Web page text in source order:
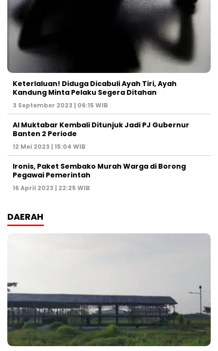
Keterlaluan! Diduga Dicabuli Ayah Tiri, Ayah
Kandung Minta Pelaku Segera Ditahan
3 September 2023 | 06:15 WIB
Al Muktabar Kembali Ditunjuk Jadi PJ Gubernur
Banten 2 Periode
12 Mei 2023 | 15:04 WIB
Ironis, Paket Sembako Murah Warga di Borong
Pegawai Pemerintah
16 April 2023 | 22:25 WIB
DAERAH